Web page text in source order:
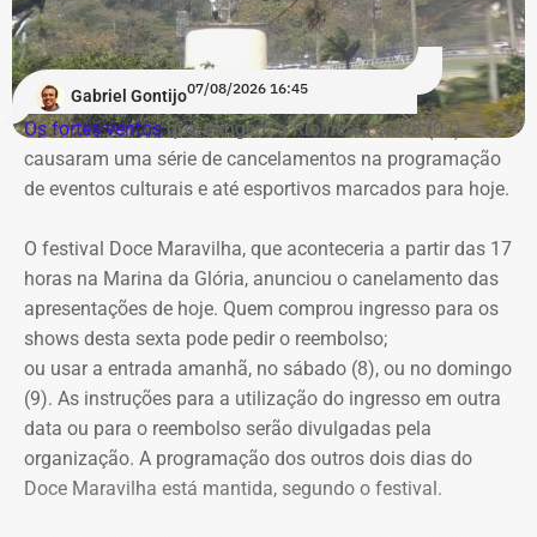
Em quatro anos, o patrimônio de Bebeto cresceu R$
1.892.881,58, alta de 177,7%. Já o valor mantido em
espécie saltou de R$ 50 mil para R$ 840 mil, aumento de
R$ 790 mil, ou 1.580%.
A relação de bens foi informada pelo próprio candidato à
Justiça Eleitoral durante o registro da candidatura. As
qualquer eleitor no sistema DivulgaCand, do Tribunal
Superior Eleitoral (TSE).
Gabriel Gontijo07/08/2026 16:45
Os fortes ventosque atingem o Rio nesta sexta (07)
causaram uma série de cancelamentos na programação
de eventos culturais e até esportivos marcados para hoje.
O festival Doce Maravilha, que aconteceria a partir das 17
horas na Marina da Glória, anunciou o canelamento das
apresentações de hoje. Quem comprou ingresso para os
shows desta sexta pode pedir o reembolso;
ou usar a entrada amanhã, no sábado (8), ou no domingo
(9). As instruções para a utilização do ingresso em outra
data ou para o reembolso serão divulgadas pela
organização. A programação dos outros dois dias do
Doce Maravilha está mantida, segundo o festival.